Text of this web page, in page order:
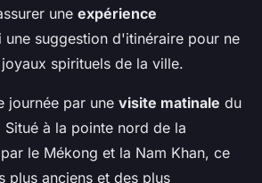
une expérience
une suggestion d'itinéraire pour ne
spirituels de la ville.
journée par une visite matinale du
à la pointe nord de la
le Mékong et la Nam Khan, ce
plus anciens et des plus